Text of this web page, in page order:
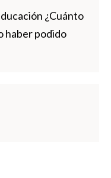
¿Cuánto
haber podido